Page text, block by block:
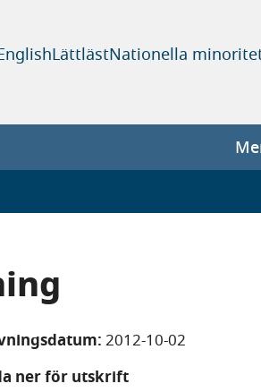
LättlästNationella
2012-10-02
ner för utskrift